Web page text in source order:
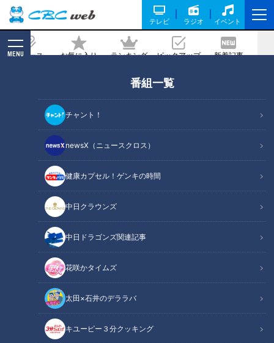
テレビ ラジオ イベント
ニュース お気に入り ランキング ピックアップ 新着記事
MENU
番組一覧
チャント！
newsX（ニュースクロス）
健康カプセル！ゲンキの時間
中日クラウンズ
中日ドラゴンズ関連記事
花咲かタイムズ
太田×石井のデララバ
キユーピー３分クッキング
が教える争奪戦の攻略法
2026/06/13 05:55
RadiChubu（ラジチューブ）
ドラ魂キング
ミスタードーナツの話題のスイーツ「もっちゅりん」。昨年は
売り切れ店舗が続出し、今年はさらに話題が沸騰している人気
商品です。6月10日放送のＣＢＣラジオ『ドラ魂キング』、パ
ーソナリティの趣味にフォーカスする「趣味コレ」のコーナー
では、安藤渚七がその争奪戦を勝ち抜くための裏技を伝授しま